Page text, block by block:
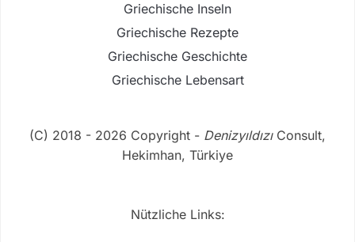
Griechische Inseln
Griechische Rezepte
Griechische Geschichte
Griechische Lebensart
(C) 2018 - 2026 Copyright - DenizyıldızıConsult,
Hekimhan, Türkiye
Nützliche Links: